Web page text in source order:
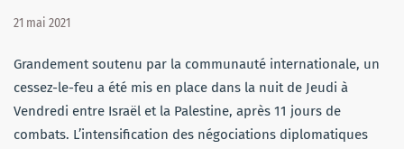
21 mai 2021
Grandement soutenu par la communauté internationale, un
cessez-le-feu a été mis en place dans la nuit de Jeudi à
Vendredi entre Israël et la Palestine, après 11 jours de
combats. L’intensification des négociations diplomatiques